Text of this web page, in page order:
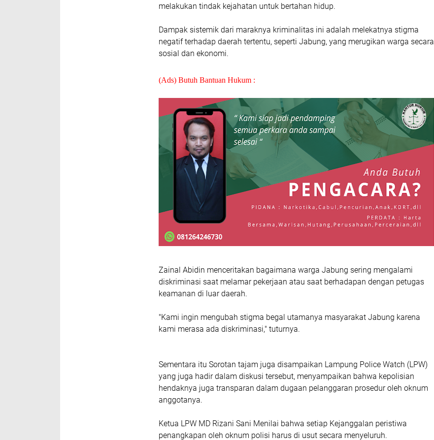
melakukan tindak kejahatan untuk bertahan hidup.
Dampak sistemik dari maraknya kriminalitas ini adalah melekatnya stigma
negatif terhadap daerah tertentu, seperti Jabung, yang merugikan warga secara
sosial dan ekonomi.
(Ads) Butuh Bantuan Hukum :
Zainal Abidin menceritakan bagaimana warga Jabung sering mengalami
diskriminasi saat melamar pekerjaan atau saat berhadapan dengan petugas
keamanan di luar daerah.
"Kami ingin mengubah stigma begal utamanya masyarakat Jabung karena
kami merasa ada diskriminasi," tuturnya.
Sementara itu Sorotan tajam juga disampaikan Lampung Police Watch (LPW)
yang juga hadir dalam diskusi tersebut, menyampaikan bahwa kepolisian
hendaknya juga transparan dalam dugaan pelanggaran prosedur oleh oknum
anggotanya.
Ketua LPW MD Rizani Sani Menilai bahwa setiap Kejanggalan peristiwa
penangkapan oleh oknum polisi harus di usut secara menyeluruh.